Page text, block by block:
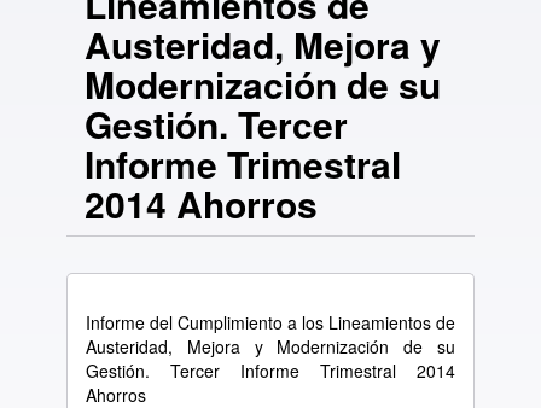
Austeridad, Mejora y
Modernización de su
Gestión. Tercer
Informe Trimestral
2014 Ahorros
Informe del Cumplimiento a los Lineamientos de
Austeridad, Mejora y Modernización de su
Gestión. Tercer Informe Trimestral 2014
Ahorros